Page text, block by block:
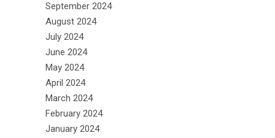
September 2024
August 2024
July 2024
June 2024
May 2024
April 2024
March 2024
February 2024
January 2024